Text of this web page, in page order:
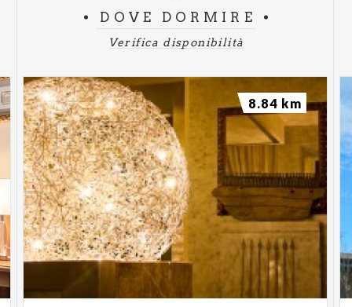
DOVE DORMIRE
Verifica disponibilità
8.84 km